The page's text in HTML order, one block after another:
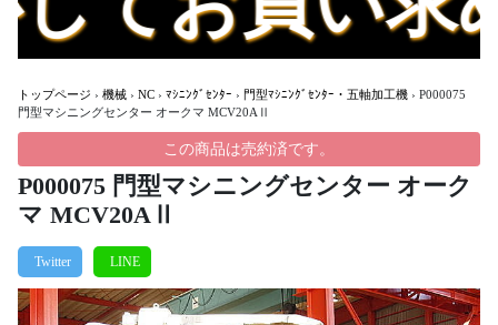
トップページ › 機械 › NC › ﾏｼﾆﾝｸﾞｾﾝﾀｰ › 門型ﾏｼﾆﾝｸﾞｾﾝﾀｰ・五軸加工機 › P000075
門型マシニングセンター オークマ MCV20AⅡ
この商品は売約済です。
P000075 門型マシニングセンター オーク
マ MCV20AⅡ